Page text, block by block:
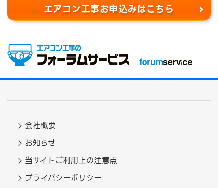
エアコン工事お申込みはこちら
会社概要
お知らせ
当サイトご利用上の注意点
プライバシーポリシー